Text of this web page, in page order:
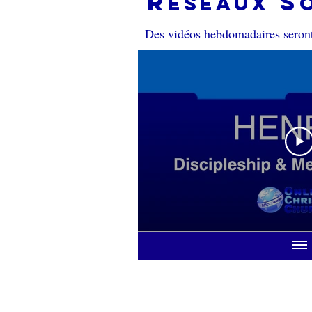
Des vidéos hebdomadaires